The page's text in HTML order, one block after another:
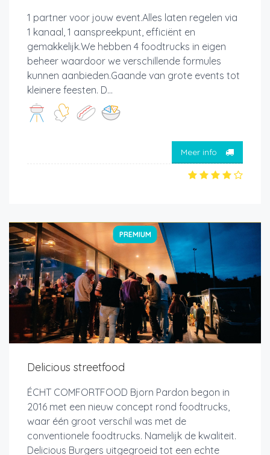
1 partner voor jouw event.Alles laten regelen via
1 kanaal, 1 aanspreekpunt, efficiënt en
gemakkelijk.We hebben 4 foodtrucks in eigen
beheer waardoor we verschillende formules
kunnen aanbieden.Gaande van grote events tot
kleinere feesten. D...
Meer info
PREMIUM
Delicious streetfood
ÉCHT COMFORTFOOD Bjorn Pardon begon in
2016 met een nieuw concept rond foodtrucks,
waar één groot verschil was met de
conventionele foodtrucks. Namelijk de kwaliteit.
Delicious Burgers uitgegroeid tot een echte